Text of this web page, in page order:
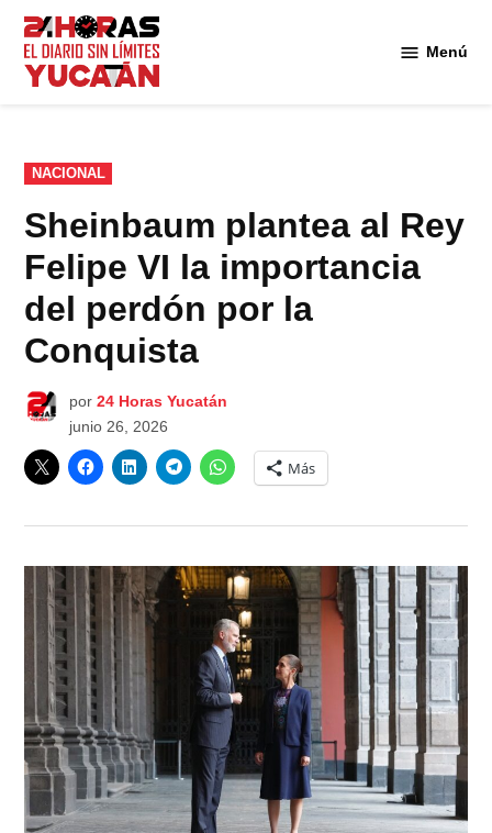
Saltar
contenido
Menú
PUBLICADO
EN
NACIONAL
Sheinbaum plantea al Rey
Felipe VI la importancia
del perdón por la
Conquista
por 24 Horas Yucatán
junio 26, 2026
Más